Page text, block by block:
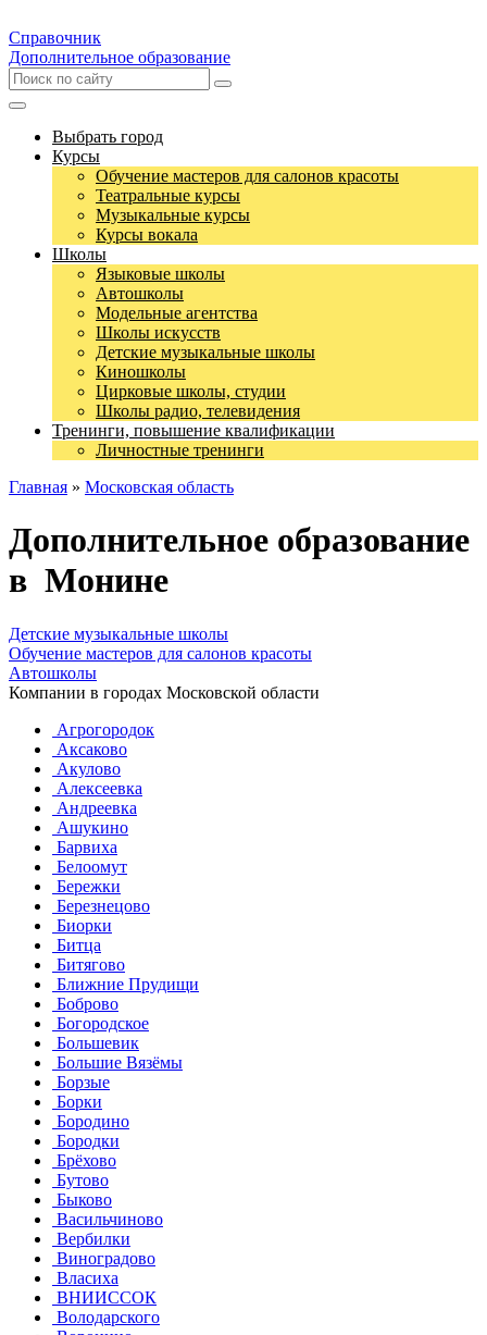
Справочник
Дополнительное образование
Выбрать город
Курсы
Обучение мастеров для салонов красоты
Театральные курсы
Музыкальные курсы
Курсы вокала
Школы
Языковые школы
Автошколы
Модельные агентства
Школы искусств
Детские музыкальные школы
Киношколы
Цирковые школы, студии
Школы радио, телевидения
Тренинги, повышение квалификации
Личностные тренинги
Главная » Московская область
Дополнительное образование
в Монине
Детские музыкальные школы
Обучение мастеров для салонов красоты
Автошколы
Компании в городах Московской области
Агрогородок
Аксаково
Акулово
Алексеевка
Андреевка
Ашукино
Барвиха
Белоомут
Бережки
Березнецово
Биорки
Битца
Битягово
Ближние Прудищи
Боброво
Богородское
Большевик
Большие Вязёмы
Борзые
Борки
Бородино
Бородки
Брёхово
Бутово
Быково
Васильчиново
Вербилки
Виноградово
Власиха
ВНИИССОК
Володарского